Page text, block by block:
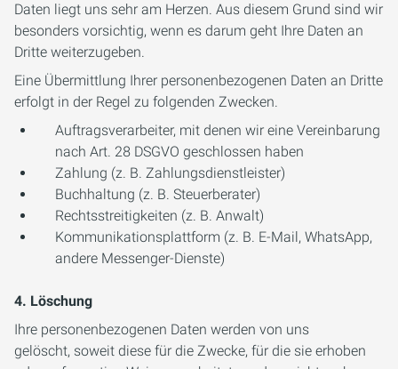
Daten liegt uns sehr am Herzen. Aus diesem Grund sind wir
besonders vorsichtig, wenn es darum geht Ihre Daten an
Dritte weiterzugeben.
Eine Übermittlung Ihrer personenbezogenen Daten an Dritte
erfolgt in der Regel zu folgenden Zwecken.
Auftragsverarbeiter, mit denen wir eine Vereinbarung
nach Art. 28 DSGVO geschlossen haben
Zahlung (z. B. Zahlungsdienstleister)
Buchhaltung (z. B. Steuerberater)
Rechtsstreitigkeiten (z. B. Anwalt)
Kommunikationsplattform (z. B. E-Mail, WhatsApp,
andere Messenger-Dienste)
4. Löschung
Ihre personenbezogenen Daten werden von uns
gelöscht, soweit diese für die Zwecke, für die sie erhoben